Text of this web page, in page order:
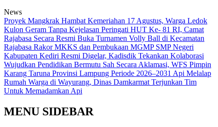
News
‎Proyek Mangkrak Hambat Kemeriahan 17 Agustus, Warga Ledok
Kulon Geram Tanpa Kejelasan Peringati HUT Ke- 81 RI, Camat
Rajabasa Secara Resmi Buka Turnamen Volly Ball di Kecamatan
Rajabasa Rakor MKKS dan Pembukaan MGMP SMP Negeri
Kabupaten Kediri Resmi Digelar, Kadisdik Tekankan Kolaborasi
Wujudkan Pendidikan Bermutu Sah Secara Aklamasi, WFS Pimpin
Karang Taruna Provinsi Lampung Periode 2026–2031 Api Melalap
Rumah Warga di Wayurang, Dinas Damkarmat Terjunkan Tim
Untuk Memadamkan Api
MENU SIDEBAR